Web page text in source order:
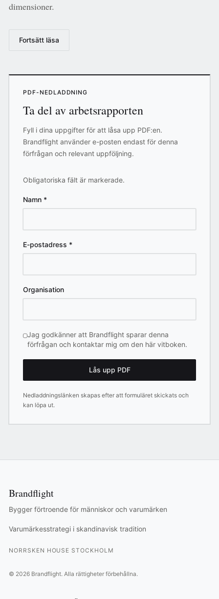
dimensioner.
Fortsätt läsa
PDF-NEDLADDNING
Ta del av arbetsrapporten
Fyll i dina uppgifter för att låsa upp PDF:en.
Brandflight använder e-posten endast för denna
förfrågan och relevant uppföljning.
Obligatoriska fält är markerade.
Namn*
E-postadress *
Organisation
Jag godkänner att Brandflight sparar denna
förfrågan och kontaktar mig om den här vitboken.
Lås upp PDF
Nedladdningslänken skapas efter att formuläret skickats och
kan löpa ut.
Brandflight
Bygger förtroende för människor och varumärken
Varumärkesstrategi i skandinavisk tradition
NORRSKEN HOUSE STOCKHOLM
© 2026Brandflight. Alla rättigheter förbehållna.